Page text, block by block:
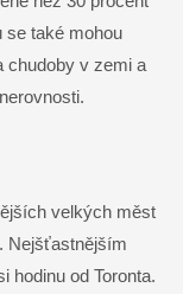
se také mohou
chudoby v zemi a
velkých měst
. Nejšťastnějším
hodinu od Toronta.